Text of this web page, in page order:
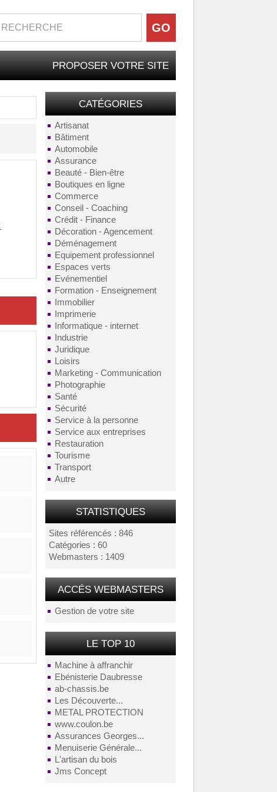
PROPOSER VOTRE SITE
CATÉGORIES
Artisanat
Bâtiment
Automobile
Assurance
Beauté - Bien-être
Boutiques en ligne
Commerce
Conseil - Coaching
Crédit - Finance
Décoration - Agencement
Déménagement
Equipement professionnel
Espaces verts
Evénementiel
Formation - Enseignement
Immobilier
Imprimerie
Informatique - internet
Industrie
Juridique
Loisirs
Marketing - Communication
Photographie
Santé
Sécurité
Service à la personne
Service aux entreprises
Restauration
Tourisme
Transport
Autre
STATISTIQUES
Sites référencés : 846
Catégories : 60
Webmasters : 1409
ACCÉS WEBMASTERS
Gestion de votre site
LE TOP 10
Machine à affranchir
Ebénisterie Daubresse
ab-chassis.be
Les Découverte...
METAL PROTECTION
www.coulon.be
Assurances Georges...
Menuiserie Générale...
L'artisan du bois
Jms Concept